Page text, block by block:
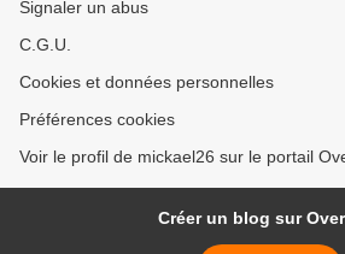
Signaler un abus
C.G.U.
Cookies et données personnelles
Préférences cookies
Voir le profil de mickael26 sur le portail
Créer un blog sur